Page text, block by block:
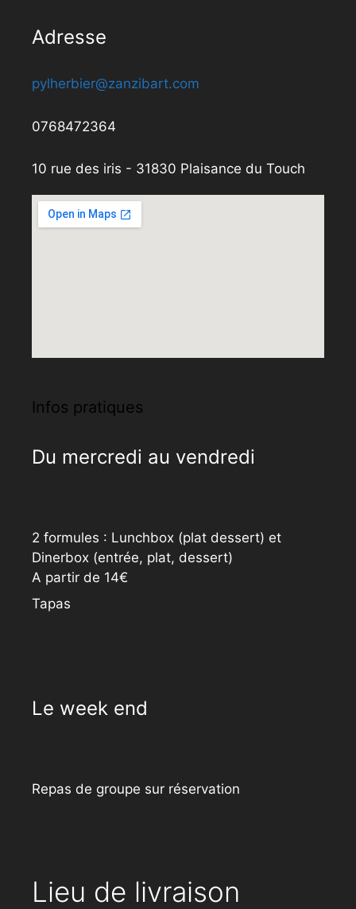
Adresse
pylherbier@zanzibart.com
0768472364
10 rue des iris - 31830 Plaisance du Touch
Infos pratiques
Du mercredi au vendredi
2 formules : Lunchbox (plat dessert) et
Dinerbox (entrée, plat, dessert)
A partir de 14€
Tapas
Le week end
Repas de groupe sur réservation
Lieu de livraison